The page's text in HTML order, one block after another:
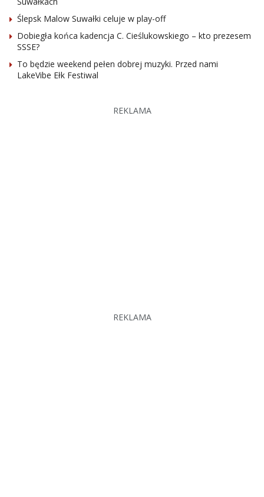
Ślepsk Malow Suwałki celuje w play-off
Dobiegła końca kadencja C. Cieślukowskiego – kto prezesem
SSSE?
To będzie weekend pełen dobrej muzyki. Przed nami
LakeVibe Ełk Festiwal
REKLAMA
REKLAMA